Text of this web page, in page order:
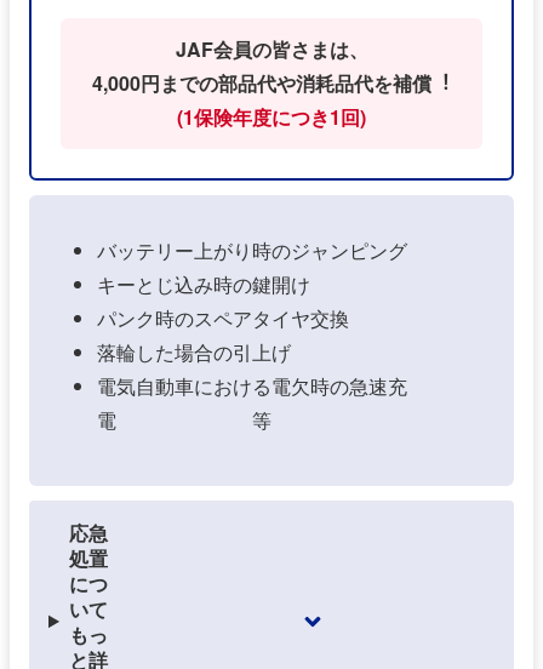
JAF会員の皆さまは、
4,000円までの部品代や消耗品代を補償︕
(1保険年度につき1回)
バッテリー上がり時のジャンピング
キーとじ込み時の鍵開け
パンク時のスペアタイヤ交換
落輪した場合の引上げ
電気自動車における電欠時の急速充
電 等
応急
処置
につ
いて
もっ
と詳